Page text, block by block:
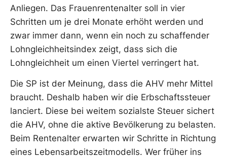
Anliegen. Das Frauenrentenalter soll in vier
Schritten um je drei Monate erhöht werden und
zwar immer dann, wenn ein noch zu schaffender
Lohngleichheitsindex zeigt, dass sich die
Lohngleichheit um einen Viertel verringert hat.
Die SP ist der Meinung, dass die AHV mehr Mittel
braucht. Deshalb haben wir die Erbschaftssteuer
lanciert. Diese bei weitem sozialste Steuer sichert
die AHV, ohne die aktive Bevölkerung zu belasten.
Beim Rentenalter erwarten wir Schritte in Richtung
eines Lebensarbeitszeitmodells. Wer früher ins